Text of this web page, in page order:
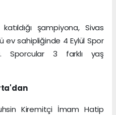
şampiyona, Sivas
ev sahipliğinde 4 Eylül Spor
Sporcular 3 farklı yaş
Kiremitçi İmam Hatip